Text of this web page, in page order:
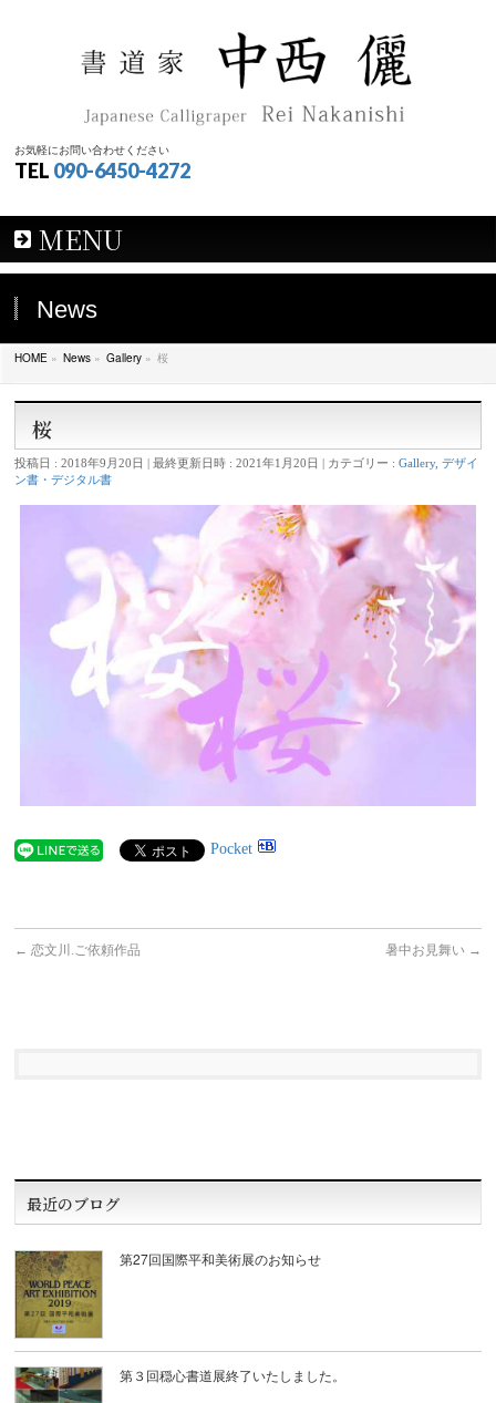
お気軽にお問い合わせください
TEL 090-6450-4272
MENU
News
HOME » News » Gallery » 桜
桜
投稿日 : 2018年9月20日 最終更新日時 : 2021年1月20日 カテゴリー :Gallery,デザイ
ン書・デジタル書
Pocket
← 恋文川.ご依頼作品 暑中お見舞い →
最近のブログ
第27回国際平和美術展のお知らせ
第３回穏心書道展終了いたしました。